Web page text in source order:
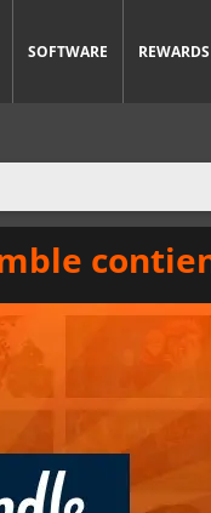
SOFTWARE REWARDS